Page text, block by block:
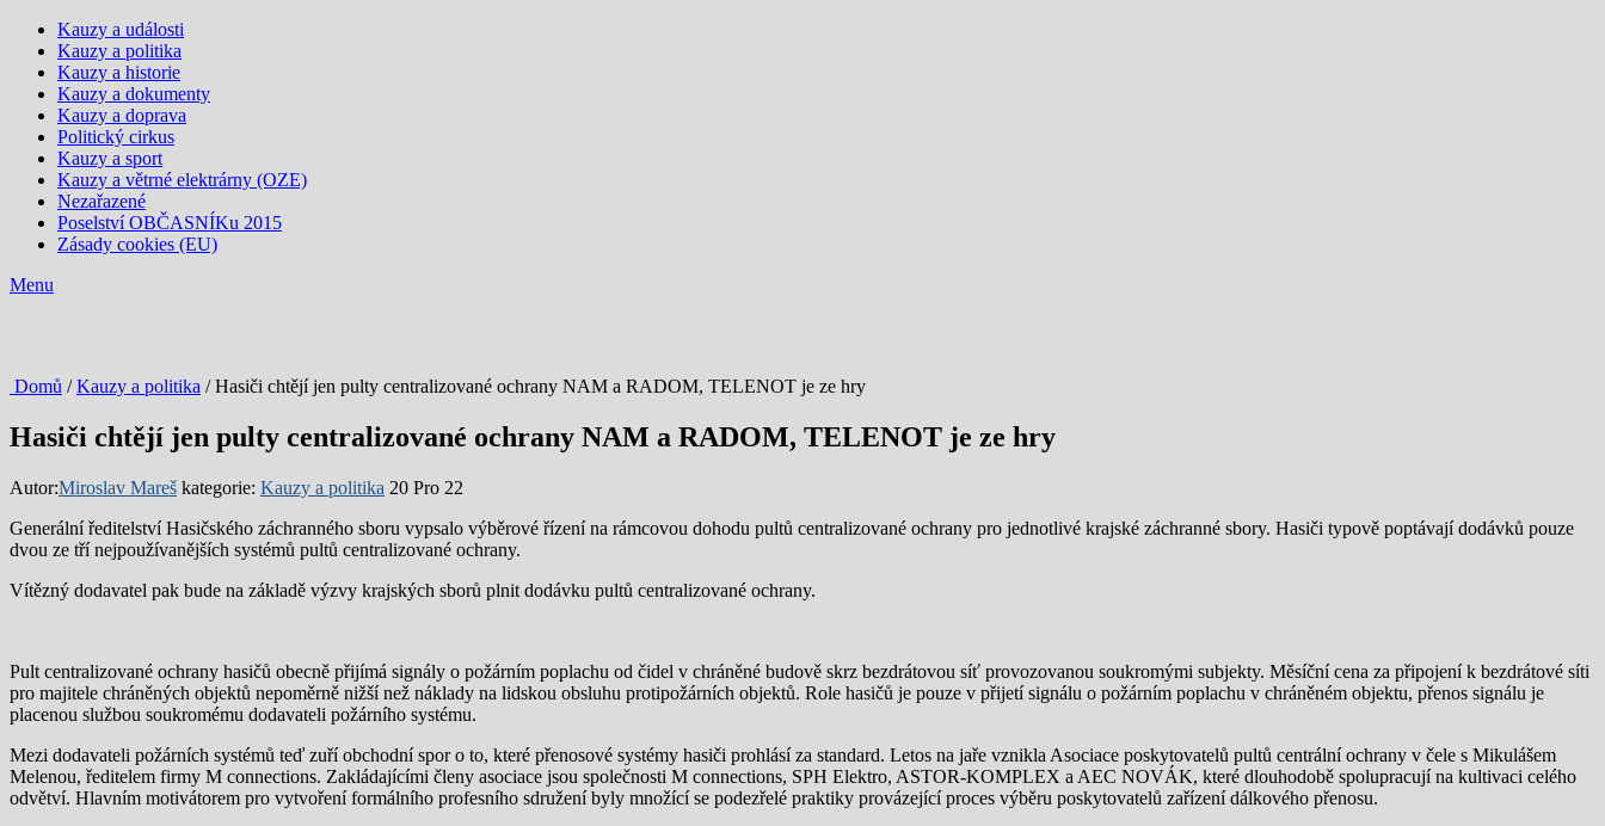
Kauzy a události
Kauzy a politika
Kauzy a historie
Kauzy a dokumenty
Kauzy a doprava
Politický cirkus
Kauzy a sport
Kauzy a větrné elektrárny (OZE)
Nezařazené
Poselství OBČASNÍKu 2015
Zásady cookies (EU)
Menu
Domů /Kauzy a politika / Hasiči chtějí jen pulty centralizované ochrany NAM a RADOM, TELENOT je ze hry
Hasiči chtějí jen pulty centralizované ochrany NAM a RADOM, TELENOT je ze hry
Autor:Miroslav Mareš kategorie: Kauzy a politika 20 Pro 22
Generální ředitelství Hasičského záchranného sboru vypsalo výběrové řízení na rámcovou dohodu pultů centralizované ochrany pro jednotlivé krajské záchranné sbory. Hasiči typově poptávají dodávků pouze
dvou ze tří nejpoužívanějších systémů pultů centralizované ochrany.
Vítězný dodavatel pak bude na základě výzvy krajských sborů plnit dodávku pultů centralizované ochrany.
Pult centralizované ochrany hasičů obecně přijímá signály o požárním poplachu od čidel v chráněné budově skrz bezdrátovou síť provozovanou soukromými subjekty. Měsíční cena za připojení k bezdrátové síti
pro majitele chráněných objektů nepoměrně nižší než náklady na lidskou obsluhu protipožárních objektů. Role hasičů je pouze v přijetí signálu o požárním poplachu v chráněném objektu, přenos signálu je
placenou službou soukromému dodavateli požárního systému.
Mezi dodavateli požárních systémů teď zuří obchodní spor o to, které přenosové systémy hasiči prohlásí za standard. Letos na jaře vznikla Asociace poskytovatelů pultů centrální ochrany v čele s Mikulášem
Melenou, ředitelem firmy M connections. Zakládajícími členy asociace jsou společnosti M connections, SPH Elektro, ASTOR-KOMPLEX a AEC NOVÁK, které dlouhodobě spolupracují na kultivaci celého
odvětví. Hlavním motivátorem pro vytvoření formálního profesního sdružení byly množící se podezřelé praktiky provázející proces výběru poskytovatelů zařízení dálkového přenosu.